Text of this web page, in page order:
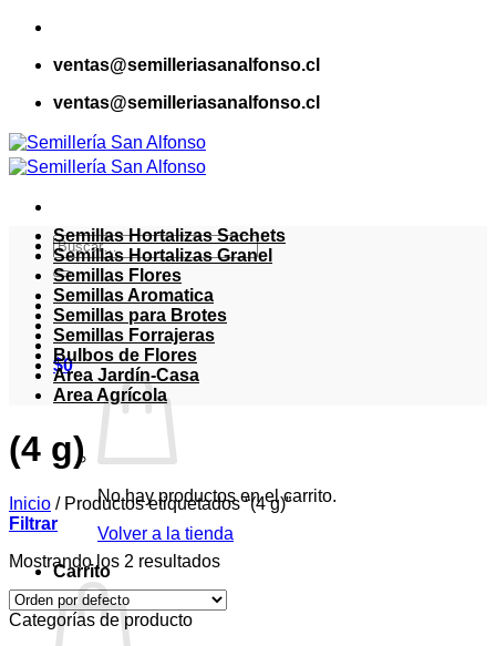
Saltar
contenidoventas@semilleriasanalfonso.cl
ventas@semilleriasanalfonso.cl
Buscar
por:
$0
No hay productos en el carrito.
Volver a la tienda
Carrito
Semillas Hortalizas Sachets
Semillas Hortalizas Granel
Semillas Flores
Semillas Aromatica
Semillas para Brotes
Semillas Forrajeras
Bulbos de Flores
Area Jardín-Casa
Area Agrícola
(4 g)
Inicio /Productos etiquetados “(4 g)”
Filtrar
Mostrando los 2 resultados
Categorías de producto